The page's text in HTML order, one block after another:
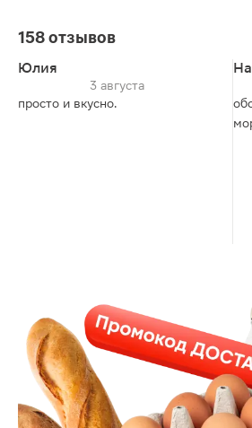
158 отзывов
Юлия
3 августа
просто и вкусно.